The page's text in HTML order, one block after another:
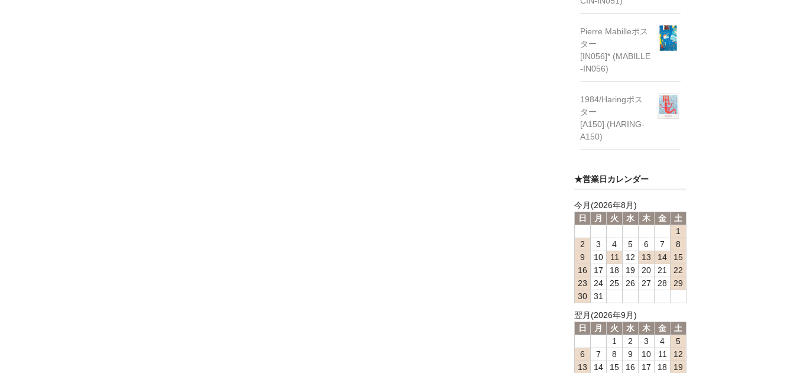
Pierre Mabilleポス
ター
[IN056]* (MABILLE
-IN056)
1984/Haringポス
ター
[A150] (HARING-
A150)
★営業日カレンダー
今月(2026年8月)
日
月 火 水 木 金
土
1
2
3 4 5 6 7
8
9
10 11 12 13 14
15
16
17 18 19 20 21
22
23
24 25 26 27 28
29
30
31
翌月(2026年9月)
日
月 火 水 木 金
土
1
2 3 4
5
6
7 8 9 10 11
12
13
14 15 16 17 18
19